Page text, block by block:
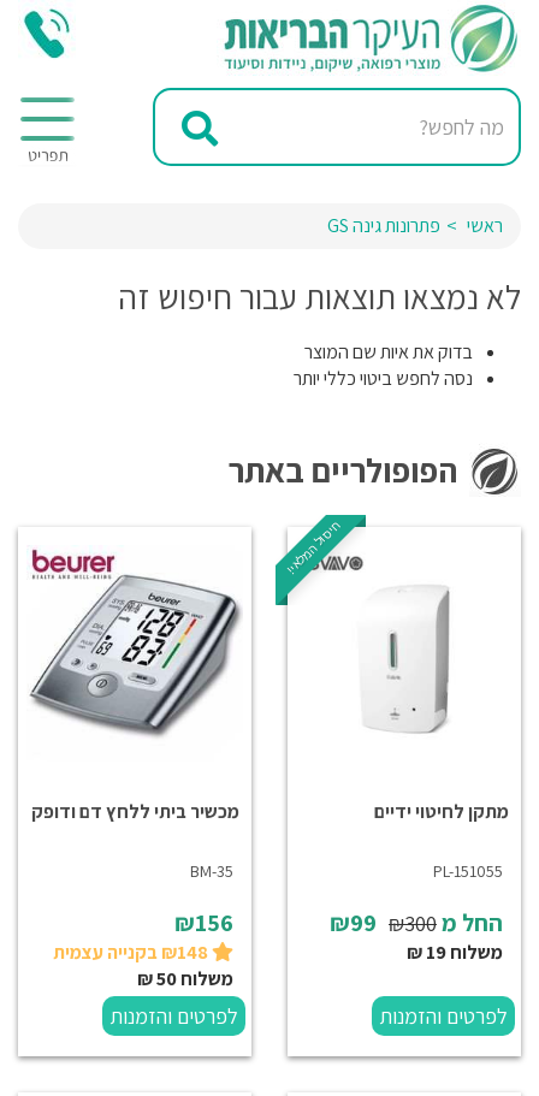
ראשי פתרונות גינה GS
לא נמצאו תוצאות עבור חיפוש זה
בדוק את איות שם המוצר
נסה לחפש ביטוי כללי יותר
הפופולריים באתר
חיסול המלאי!
מתקן לחיטוי ידיים
PL-151055
החל מ₪300
משלוח 19 ₪
לפרטים והזמנות
מכשיר ביתי ללחץ דם ודופק
BM-35
₪156
משלוח 50 ₪
לפרטים והזמנות